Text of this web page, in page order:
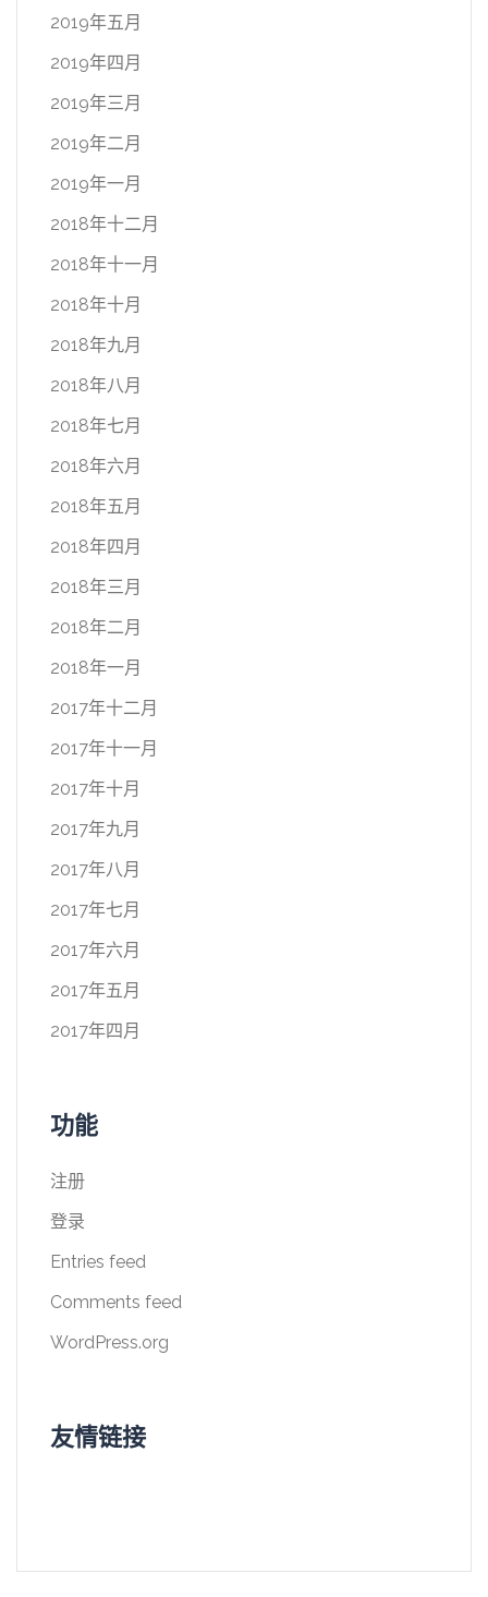
2019年五月
2019年四月
2019年三月
2019年二月
2019年一月
2018年十二月
2018年十一月
2018年十月
2018年九月
2018年八月
2018年七月
2018年六月
2018年五月
2018年四月
2018年三月
2018年二月
2018年一月
2017年十二月
2017年十一月
2017年十月
2017年九月
2017年八月
2017年七月
2017年六月
2017年五月
2017年四月
功能
注册
登录
Entries feed
Comments feed
WordPress.org
友情链接